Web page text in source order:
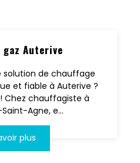
Auterive
solution de chauffage
et fiable à Auterive ?
Chez chauffagiste à
Agne, e...
plus